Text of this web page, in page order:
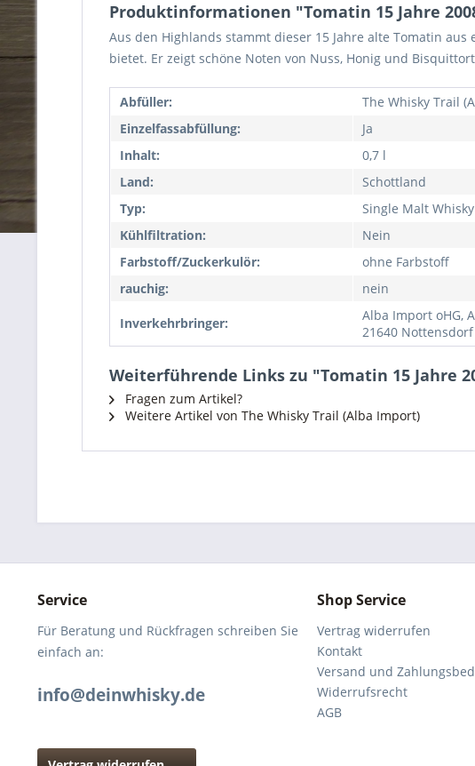
Produktinformationen "Tomatin 15 Jahre
Aus den Highlands stammt dieser 15 Jahre alte Tomatin
bietet. Er zeigt schöne Noten von Nuss, Honig und
Abfüller:
The Whisky Trail
Einzelfassabfüllung:
Ja
Inhalt:
0,7 l
Land:
Schottland
Typ:
Single Malt Whisky
Kühlfiltration:
Nein
Farbstoff/Zuckerkulör:
ohne Farbstoff
rauchig:
nein
Inverkehrbringer:
Alba Import oHG,
21640 Nottensdorf
Weiterführende Links zu "Tomatin 15 Jahre
Fragen zum Artikel?
Weitere Artikel von The Whisky Trail (Alba Import)
Service
Für Beratung und Rückfragen schreiben Sie
einfach an:
info@deinwhisky.de
Shop Service
Vertrag widerrufen
Kontakt
Versand und
Widerrufsrecht
AGB